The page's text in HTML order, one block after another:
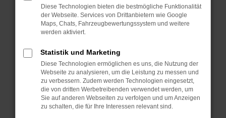
Prüfe deine Browsererweiterungen.
Manche Erweiterungen, wie Werbeblocker,
können das Laden bestimmter Seiten
anderen Browser oder in einem privaten
Fenster?
Starte dein Gerät neu.
Das kann manchmal helfen,
vorübergehende Probleme zu beheben.
Diese Technologien bieten die bestmögliche Funktionalität
der Webseite. Services von Drittanbietern wie Google
Maps, Chats, Fahrzeugbewertungssystem und weitere
werden aktiviert.
Statistik und Marketing
Diese Technologien ermöglichen es uns, die Nutzung der
Webseite zu analysieren, um die Leistung zu messen und
zu verbessern. Zudem werden Technologien eingesetzt,
die von dritten Werbetreibenden verwendet werden, um
Sie auf anderen Webseiten zu verfolgen und um Anzeigen
zu schalten, die für Ihre Interessen relevant sind.